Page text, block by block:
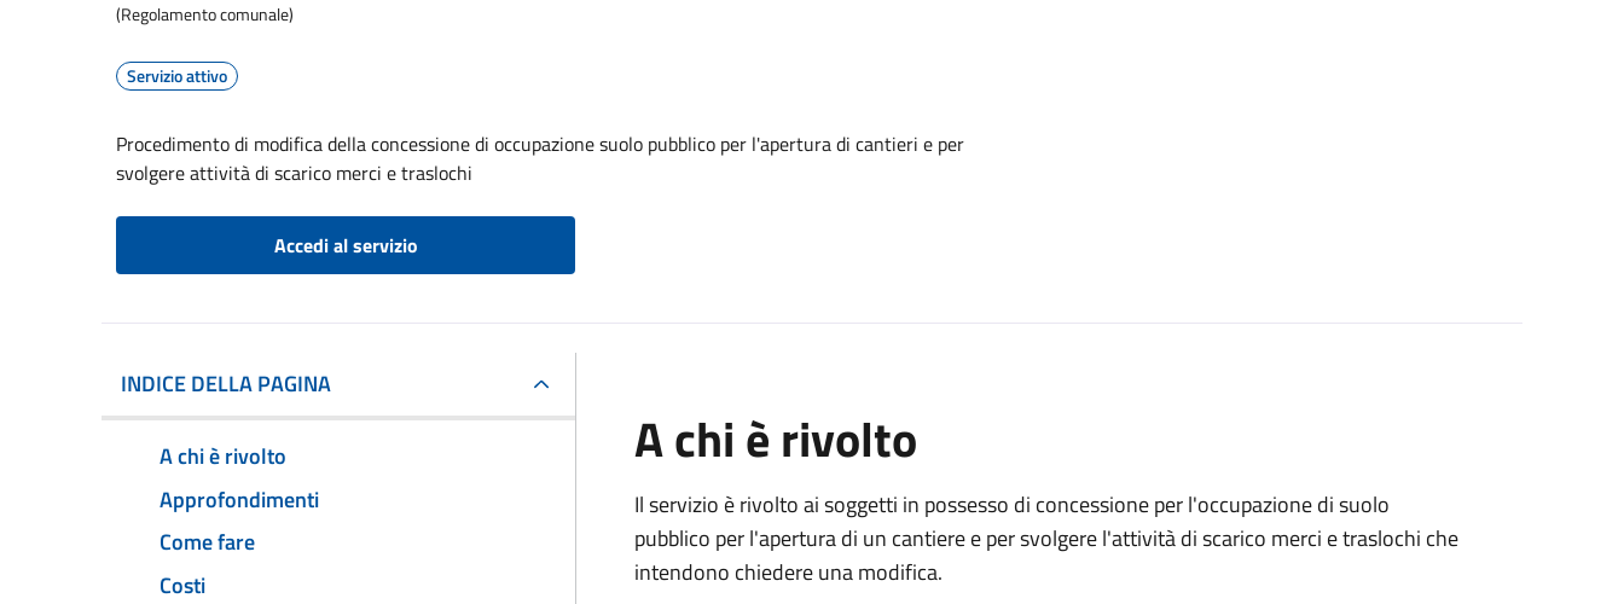
(Regolamento comunale)
Servizio attivo
Procedimento di modifica della concessione di occupazione suolo pubblico per l'apertura di cantieri e per
svolgere attività di scarico merci e traslochi
Accedi al servizio
INDICE DELLA PAGINA
A chi è rivolto
Approfondimenti
Come fare
Costi
A chi è rivolto
Il servizio è rivolto ai soggetti in possesso di concessione per l'occupazione di suolo
pubblico per l'apertura di un cantiere e per svolgere l'attività di scarico merci e traslochi che
intendono chiedere una modifica.